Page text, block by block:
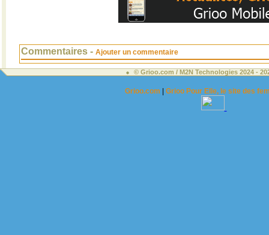
Commentaires - Ajouter un commentaire
© Grioo.com / M2N Technologies 2024 -
Grioo.com |Grioo Pour Elle, le site des